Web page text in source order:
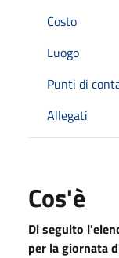
Costo
Luogo
Punti di
Allegati
Cos'è
Di seguito
per la giornata